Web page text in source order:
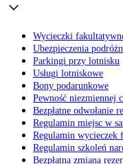
Wycieczki
Ubezpieczenia
Parkingi przy lotnisku
Usługi lotniskowe
Bony podarunkowe
Pewność niezmiennej
Bezpłatne odwołanie
Regulamin miejsc w
Regulamin wycieczek
Regulamin szkoleń
Bezpłatna zmiana